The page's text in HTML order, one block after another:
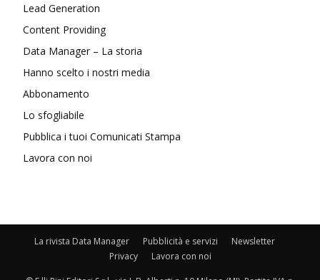
Lead Generation
Content Providing
Data Manager – La storia
Hanno scelto i nostri media
Abbonamento
Lo sfogliabile
Pubblica i tuoi Comunicati Stampa
Lavora con noi
La rivista Data Manager Pubblicità e servizi
Newsletter
Privacy
Lavora con noi